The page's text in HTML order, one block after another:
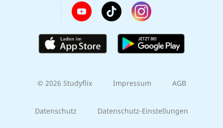
© 2026 Studyflix Impressum AGB
Datenschutz Datenschutz-Einstellungen